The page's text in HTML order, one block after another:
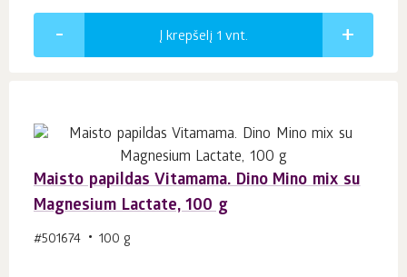
Į krepšelį 1 vnt.
Maisto papildas Vitamama. Dino Mino mix su
Magnesium Lactate, 100 g
#501674 100 g